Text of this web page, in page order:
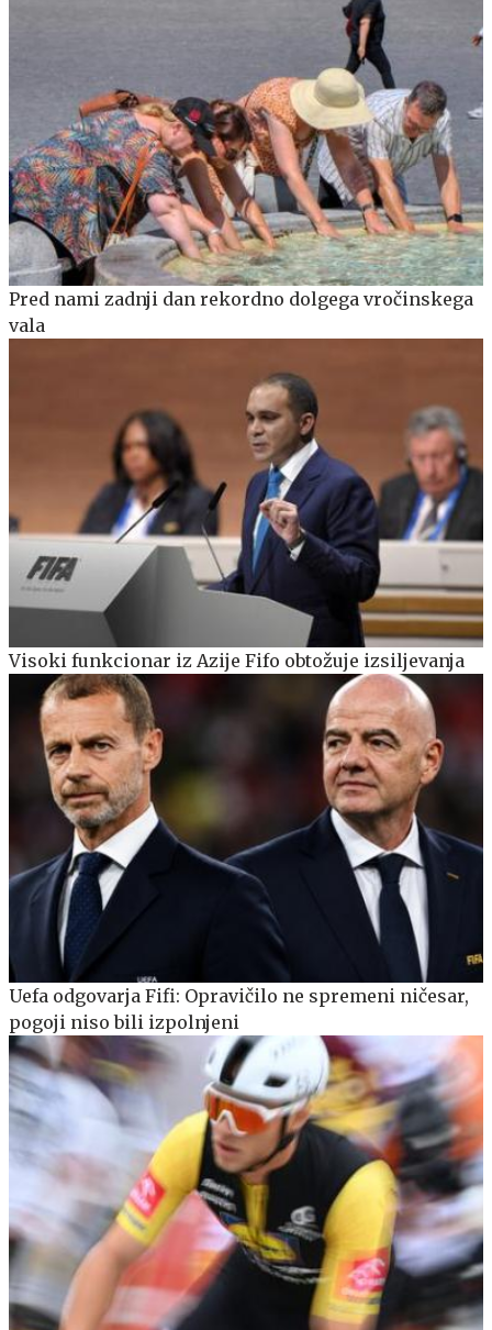
Pred nami zadnji dan rekordno dolgega vročinskega
vala
Visoki funkcionar iz Azije Fifo obtožuje izsiljevanja
Uefa odgovarja Fifi: Opravičilo ne spremeni ničesar,
pogoji niso bili izpolnjeni